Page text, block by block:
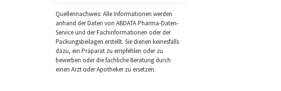
Quellennachweis: Alle Informationen werden
anhand der Daten von ABDATA Pharma-Daten-
Service und der Fachinformationen oder der
Packungsbeilagen erstellt. Sie dienen keinesfalls
dazu, ein Präparat zu empfehlen oder zu
bewerben oder die fachliche Beratung durch
einen Arzt oder Apotheker zu ersetzen.